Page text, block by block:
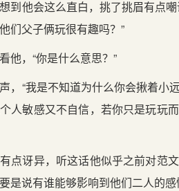
到他会这么直白，挑了挑眉有点
们父子俩玩很有趣吗？”
他，“你是什么意思？”
，“我是不知道为什么你会揪着
人敏感又不自信，若你只是玩玩
点讶异，听这话他似乎之前对范
是说有谁能够影响到他们二人的感